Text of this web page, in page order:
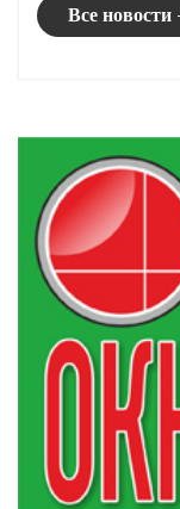
Все новости